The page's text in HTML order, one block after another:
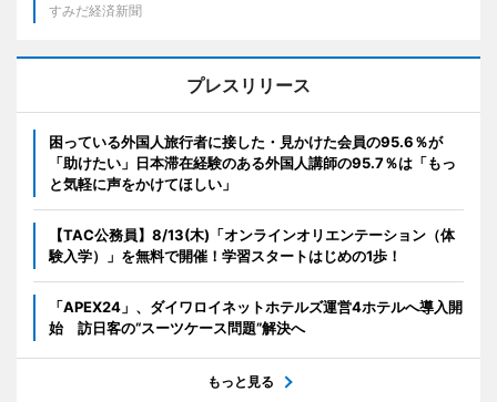
すみだ経済新聞
プレスリリース
困っている外国人旅行者に接した・見かけた会員の95.6％が
「助けたい」日本滞在経験のある外国人講師の95.7％は「もっ
と気軽に声をかけてほしい」
【TAC公務員】8/13(木)「オンラインオリエンテーション（体
験入学）」を無料で開催！学習スタートはじめの1歩！
「APEX24」、ダイワロイネットホテルズ運営4ホテルへ導入開
始 訪日客の“スーツケース問題”解決へ
もっと見る